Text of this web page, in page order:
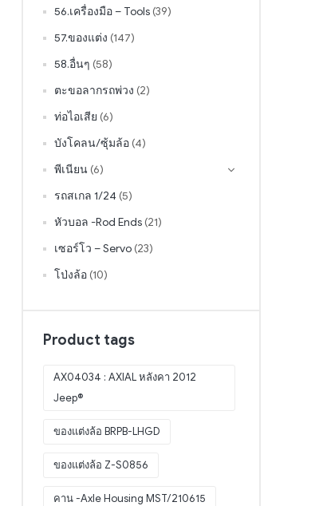
56.เครื่องมือ – Tools (39)
57.ของแต่ง (147)
58.อื่นๆ (58)
ตะขอลากรถพ่วง (2)
ท่อไอเสีย (6)
บังโคลน/ซุ้มล้อ (4)
พีเนียน (6)
รถสเกล 1/24 (5)
หัวบอล -Rod Ends (21)
เซอร์โว – Servo (23)
โป่งล้อ (10)
Product tags
AX04034 : AXIAL หลังคา 2012
Jeep®
ของแต่งล้อ BRPB-LHGD
ของแต่งล้อ Z-S0856
คาน -Axle Housing MST/210615